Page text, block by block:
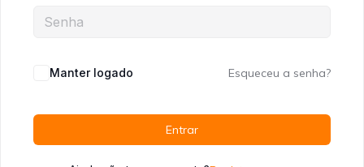
Manter logado Esqueceu a senha?
Entrar